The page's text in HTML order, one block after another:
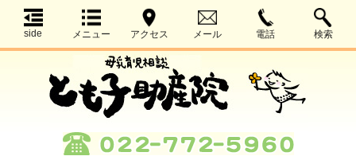
side メニュー アクセス メール 電話 検索